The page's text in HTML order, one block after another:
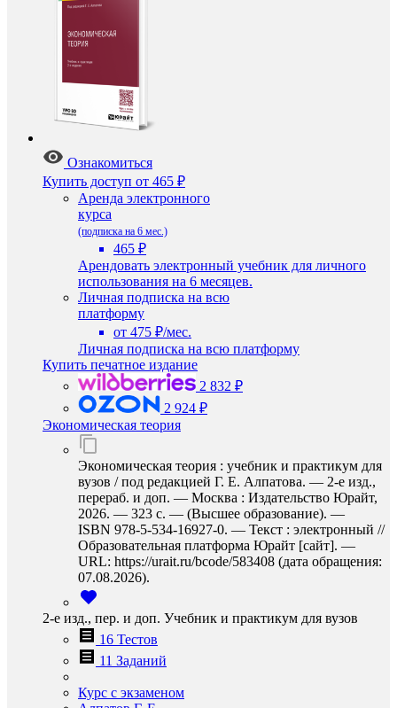
Ознакомиться
Купить доступ от 465 ₽
Аренда электронного
курса
(подписка на 6 мес.)
465 ₽
Арендовать электронный учебник для личного
использования на 6 месяцев.
Личная подписка на всю
платформу
от 475 ₽/мес.
Личная подписка на всю платформу
Купить печатное издание
2 832 ₽
2 924 ₽
Экономическая теория
Экономическая теория : учебник и практикум для
вузов / под редакцией Г. Е. Алпатова. — 2-е изд.,
перераб. и доп. — Москва : Издательство Юрайт,
2026. — 323 с. — (Высшее образование). —
ISBN 978-5-534-16927-0. — Текст : электронный //
Образовательная платформа Юрайт [сайт]. —
URL: https://urait.ru/bcode/583408 (дата обращения:
07.08.2026).
2-е изд., пер. и доп. Учебник и практикум для вузов
16 Тестов
11 Заданий
Курс с экзаменом